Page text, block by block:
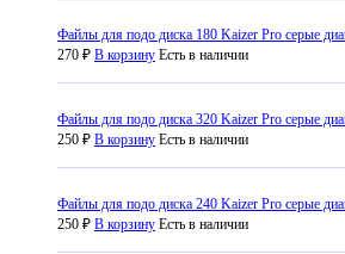
Файлы для подо диска 180 Kaizer Pro серые
270 ₽ В корзину Есть в наличии
Файлы для подо диска 320 Kaizer Pro серые
250 ₽ В корзину Есть в наличии
Файлы для подо диска 240 Kaizer Pro серые
250 ₽ В корзину Есть в наличии